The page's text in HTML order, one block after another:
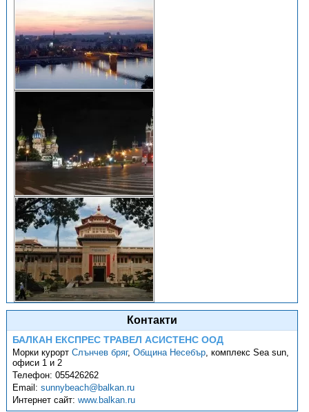
Контакти
БАЛКАН ЕКСПРЕС ТРАВЕЛ АСИСТЕНС ООД
Морки курортСлънчев бряг,Община Несебър,комплекс Sea sun,
офиси 1 и 2
Телефон:055426262
Email:sunnybeach@balkan.ru
Интернет сайт:www.balkan.ru